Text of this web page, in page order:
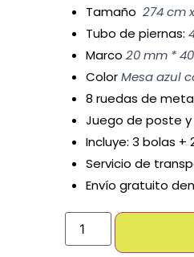
Tamaño 274 cm
Tubo de piernas:
Marco 20 mm *
ColorMesa azul
8 ruedas de
Juego de poste
Incluye: 3 bolas +
Servicio de
Envío gratuito